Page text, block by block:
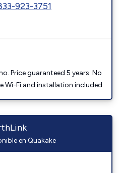
923-3751
Price guaranteed 5 years. No
Wi-Fi and installation included.
en Quakake